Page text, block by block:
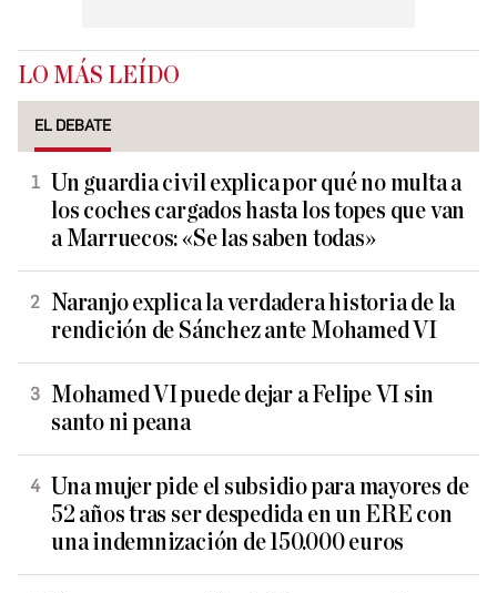
LO MÁS LEÍDO
EL DEBATE
Un guardia civil explica por qué no multa a
los coches cargados hasta los topes que van
a Marruecos: «Se las saben todas»
Naranjo explica la verdadera historia de la
rendición de Sánchez ante Mohamed VI
Mohamed VI puede dejar a Felipe VI sin
santo ni peana
Una mujer pide el subsidio para mayores de
52 años tras ser despedida en un ERE con
una indemnización de 150.000 euros